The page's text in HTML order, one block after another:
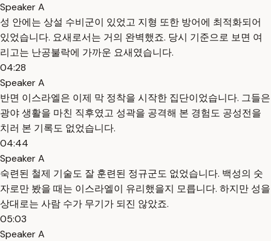
Speaker A
성 안에는 상설 수비군이 있었고 지형 또한 방어에 최적화되어
있었습니다. 요새로서는 거의 완벽했죠. 당시 기준으로 보면 여
리고는 난공불락에 가까운 요새였습니다.
04:28
Speaker A
반면 이스라엘은 이제 막 정착을 시작한 집단이었습니다. 그들은
광야 생활을 마친 직후였고 성곽을 공격해 본 경험도 공성전을
치러 본 기록도 없었습니다.
04:44
Speaker A
숙련된 철제 기술도 잘 훈련된 정규군도 없었습니다. 백성의 숫
자로만 봤을 때는 이스라엘이 유리했을지 모릅니다. 하지만 성을
상대로는 사람 수가 무기가 되진 않았죠.
05:03
Speaker A